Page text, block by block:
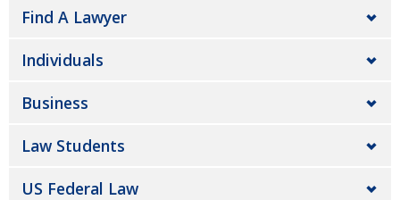
Find A Lawyer
Individuals
Business
Law Students
US Federal Law